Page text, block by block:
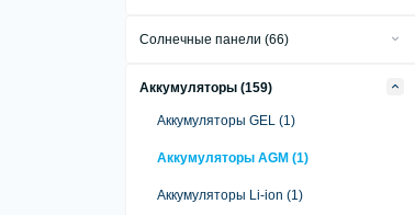
Гибридные инверторы (181)
Автомобильные инверторы (1)
Солнечные панели (66)
Аккумуляторы (159)
Аккумуляторы GEL (1)
Аккумуляторы AGM (1)
Аккумуляторы Li-ion (1)